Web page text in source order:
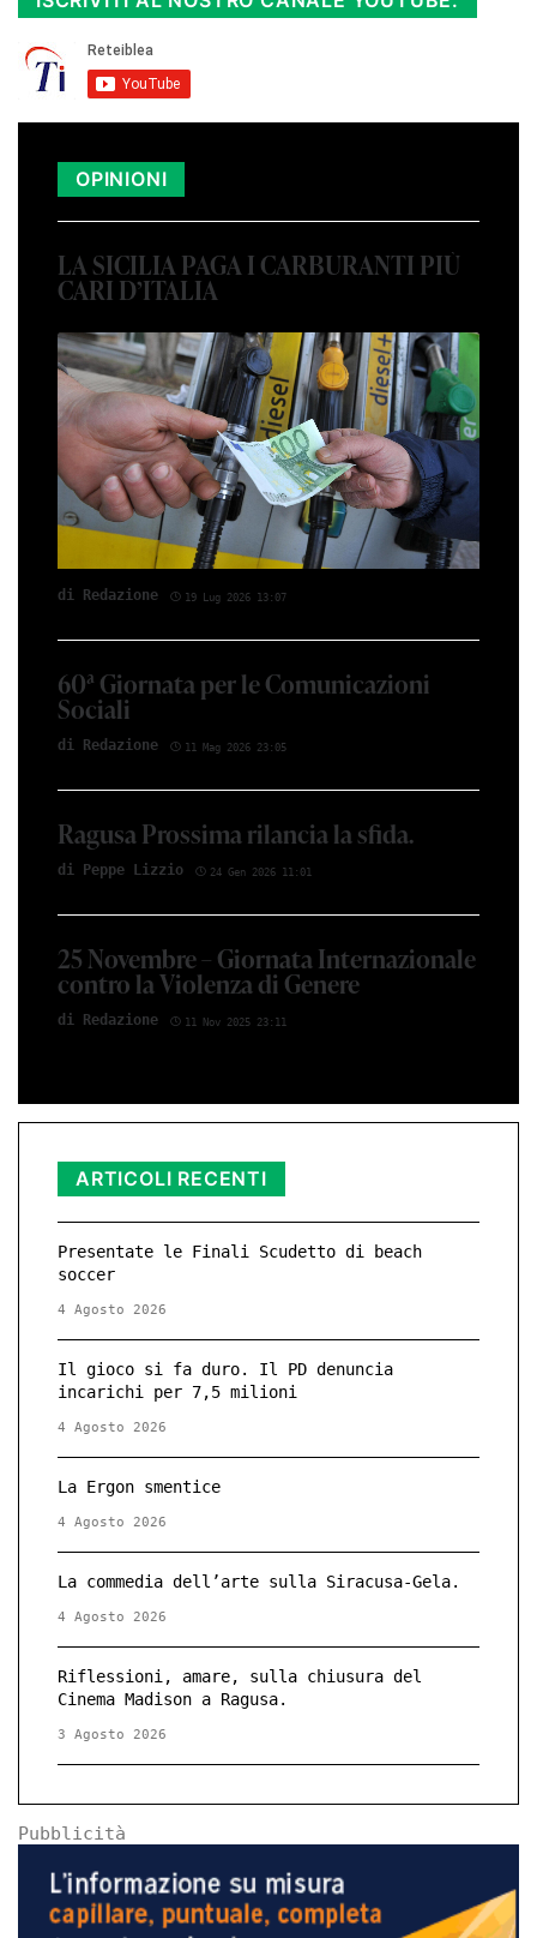
OPINIONI
LA SICILIA PAGA I CARBURANTI PIÙ
CARI D’ITALIA
di Redazione 19 Lug 2026 13:07
60ª Giornata per le Comunicazioni
Sociali
di Redazione 11 Mag 2026 23:05
Ragusa Prossima rilancia la sfida.
di Peppe Lizzio 24 Gen 2026 11:01
25 Novembre – Giornata Internazionale
contro la Violenza di Genere
di Redazione 11 Nov 2025 23:11
ARTICOLI RECENTI
Presentate le Finali Scudetto di beach
soccer
4 Agosto 2026
Il gioco si fa duro. Il PD denuncia
incarichi per 7,5 milioni
4 Agosto 2026
La Ergon smentice
4 Agosto 2026
La commedia dell’arte sulla Siracusa-Gela.
4 Agosto 2026
Riflessioni, amare, sulla chiusura del
Cinema Madison a Ragusa.
3 Agosto 2026
Pubblicità